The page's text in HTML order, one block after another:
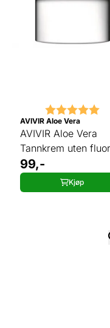
Karakter:
AVIVIR Aloe Vera
AVIVIR Aloe Vera
Tannkrem uten fluor
75 ml
99,-
Kjøp